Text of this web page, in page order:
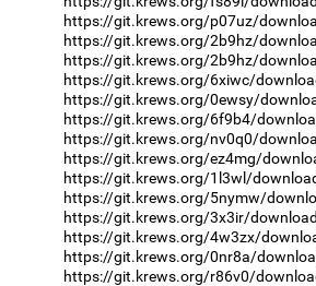
https://git.krews.org/p07uz/
https://git.krews.org/2b9hz/
https://git.krews.org/2b9hz/
https://git.krews.org/6xiwc/
https://git.krews.org/0ewsy/
https://git.krews.org/6f9b4/
https://git.krews.org/nv0q0/
https://git.krews.org/ez4mg/
https://git.krews.org/1l3wl/
https://git.krews.org/5nymw/
https://git.krews.org/3x3ir/
https://git.krews.org/4w3zx/
https://git.krews.org/0nr8a/
https://git.krews.org/r86v0/